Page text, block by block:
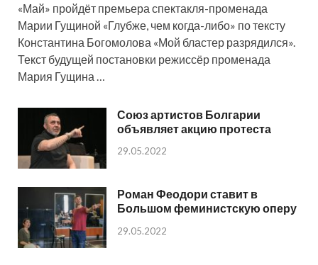
«Май» пройдёт премьера спектакля-променада
Марии Гущиной «Глубже, чем когда-либо» по тексту
Константина Богомолова «Мой бластер разрядился».
Текст будущей постановки режиссёр променада
Мария Гущина …
Союз артистов Болгарии
объявляет акцию протеста
29.05.2022
Роман Феодори ставит в
Большом феминистскую оперу
29.05.2022